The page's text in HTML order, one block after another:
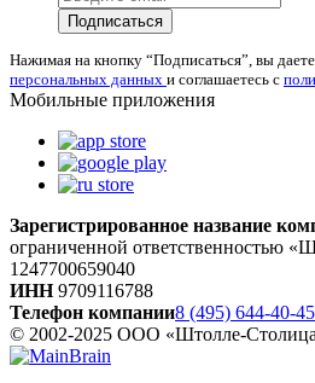
Подписаться
Нажимая на кнопку “Подписаться”, вы даете
персональных данных и соглашаетесь с
Мобильные приложения
Зарегистрированное название
ограниченной ответственностью
1247700659040
ИНН9709116788
Телефон компании8 (495) 644-40-45
© 2002-2025 ООО «Штолле-